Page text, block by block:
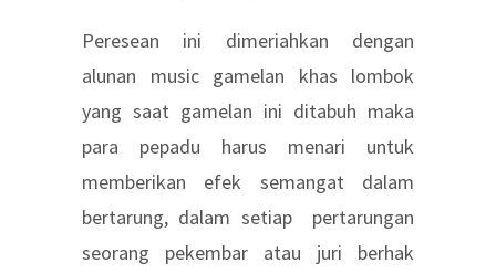
Peresean ini dimeriahkan dengan
alunan music gamelan khas lombok
yang saat gamelan ini ditabuh maka
para pepadu harus menari untuk
memberikan efek semangat dalam
bertarung, dalam setiap pertarungan
seorang pekembar atau juri berhak